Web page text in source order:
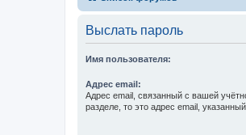
Выслать пароль
Имя пользователя:
Адрес email:
Адрес email, связанный с вашей
разделе, то это адрес email,